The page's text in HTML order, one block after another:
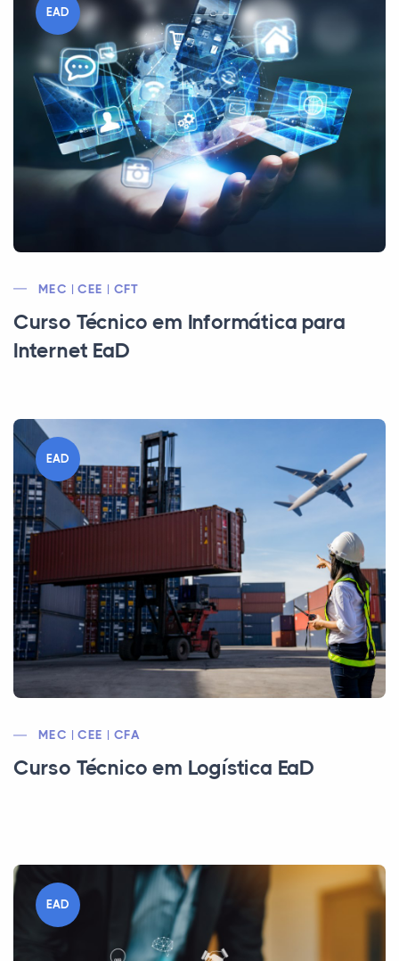
EAD
MEC | CEE | CFT
Curso Técnico em Informática para
Internet EaD
EAD
MEC | CEE | CFA
Curso Técnico em Logística EaD
EAD